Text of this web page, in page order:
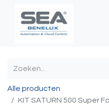
Alle producten
KIT SATURN 500 Super